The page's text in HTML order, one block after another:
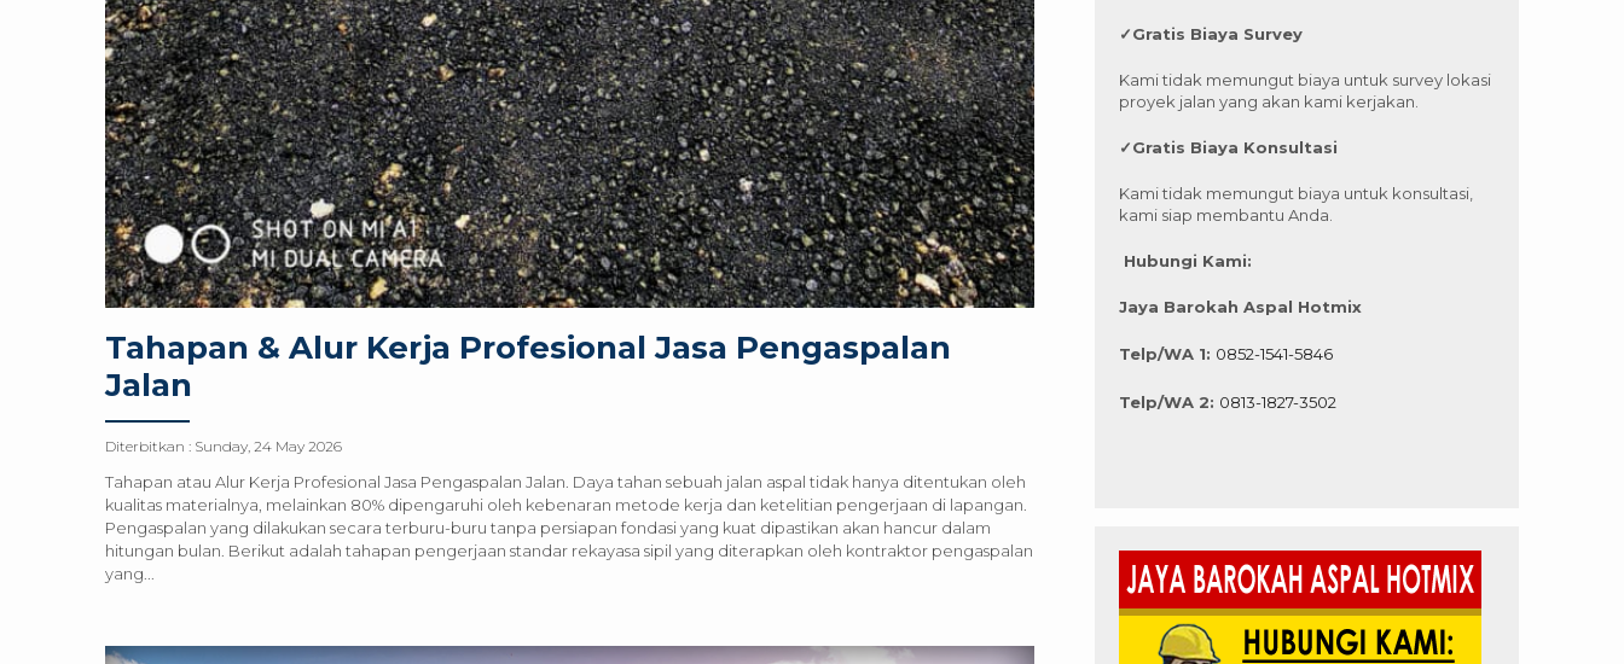
Tahapan & Alur Kerja Profesional Jasa Pengaspalan
Jalan
Diterbitkan : Sunday, 24 May 2026
Tahapan atau Alur Kerja Profesional Jasa Pengaspalan Jalan. Daya tahan sebuah jalan aspal tidak hanya ditentukan oleh
kualitas materialnya, melainkan 80% dipengaruhi oleh kebenaran metode kerja dan ketelitian pengerjaan di lapangan.
Pengaspalan yang dilakukan secara terburu-buru tanpa persiapan fondasi yang kuat dipastikan akan hancur dalam
hitungan bulan. Berikut adalah tahapan pengerjaan standar rekayasa sipil yang diterapkan oleh kontraktor pengaspalan
yang...
✓Gratis Biaya Survey
Kami tidak memungut biaya untuk survey lokasi
proyek jalan yang akan kami kerjakan.
✓Gratis Biaya Konsultasi
Kami tidak memungut biaya untuk konsultasi,
kami siap membantu Anda.
Hubungi Kami:
Jaya Barokah Aspal Hotmix
Telp/WA 1: 0852-1541-5846
Telp/WA 2: 0813-1827-3502